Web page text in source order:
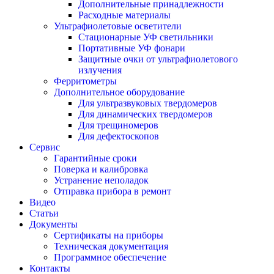
Дополнительные принадлежности
Расходные материалы
Ультрафиолетовые осветители
Стационарные УФ светильники
Портативные УФ фонари
Защитные очки от ультрафиолетового
излучения
Ферритометры
Дополнительное оборудование
Для ультразвуковых твердомеров
Для динамических твердомеров
Для трещиномеров
Для дефектоскопов
Сервис
Гарантийные сроки
Поверка и калибровка
Устранение неполадок
Отправка прибора в ремонт
Видео
Статьи
Документы
Сертификаты на приборы
Техническая документация
Программное обеспечение
Контакты